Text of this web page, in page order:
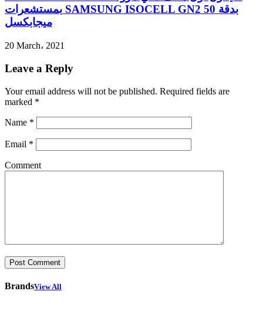
بمستشعرات SAMSUNG ISOCELL GN2 بدقة 50
ميجابكسل
20 March، 2021
Leave a Reply
Your email address will not be published. Required fields are
marked *
Name *
Email *
Comment
BrandsView All